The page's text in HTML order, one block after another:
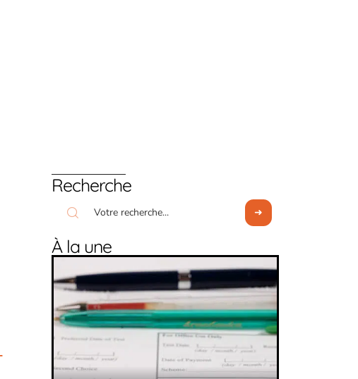
Recherche
À la une